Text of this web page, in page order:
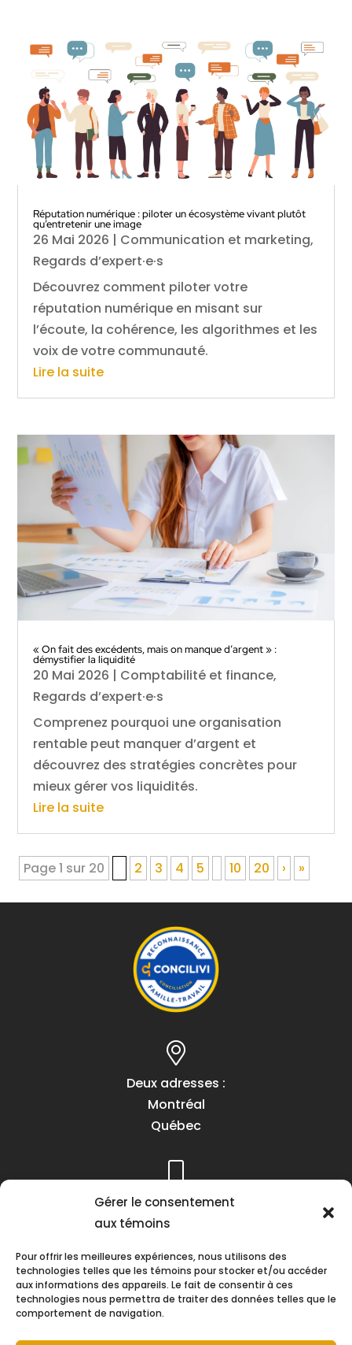
Gérer le consentement
aux témoins
Pour offrir les meilleures expériences, nous utilisons des
technologies telles que les témoins pour stocker et/ou accéder
aux informations des appareils. Le fait de consentir à ces
technologies nous permettra de traiter des données telles que le
comportement de navigation.
Réputation numérique : piloter un écosystème vivant plutôt
qu’entretenir une image
26 Mai 2026 | Communication et marketing,
Regards d’expert·e·s
Découvrez comment piloter votre
réputation numérique en misant sur
l’écoute, la cohérence, les algorithmes et les
voix de votre communauté.
Lire la suite
« On fait des excédents, mais on manque d’argent » :
démystifier la liquidité
20 Mai 2026 | Comptabilité et finance,
Regards d’expert·e·s
Comprenez pourquoi une organisation
rentable peut manquer d’argent et
découvrez des stratégies concrètes pour
mieux gérer vos liquidités.
Lire la suite
Page 1 sur 20 2 3 4 5 10 20 › »
Deux adresses :
Montréal
Québec
Téléphone :
(418) 622-1001
Heures d’ouverture :